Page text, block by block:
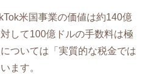
米国事業の価値は約140億
して100億ドルの手数料は極
ついては「実質的な税金では
ます。